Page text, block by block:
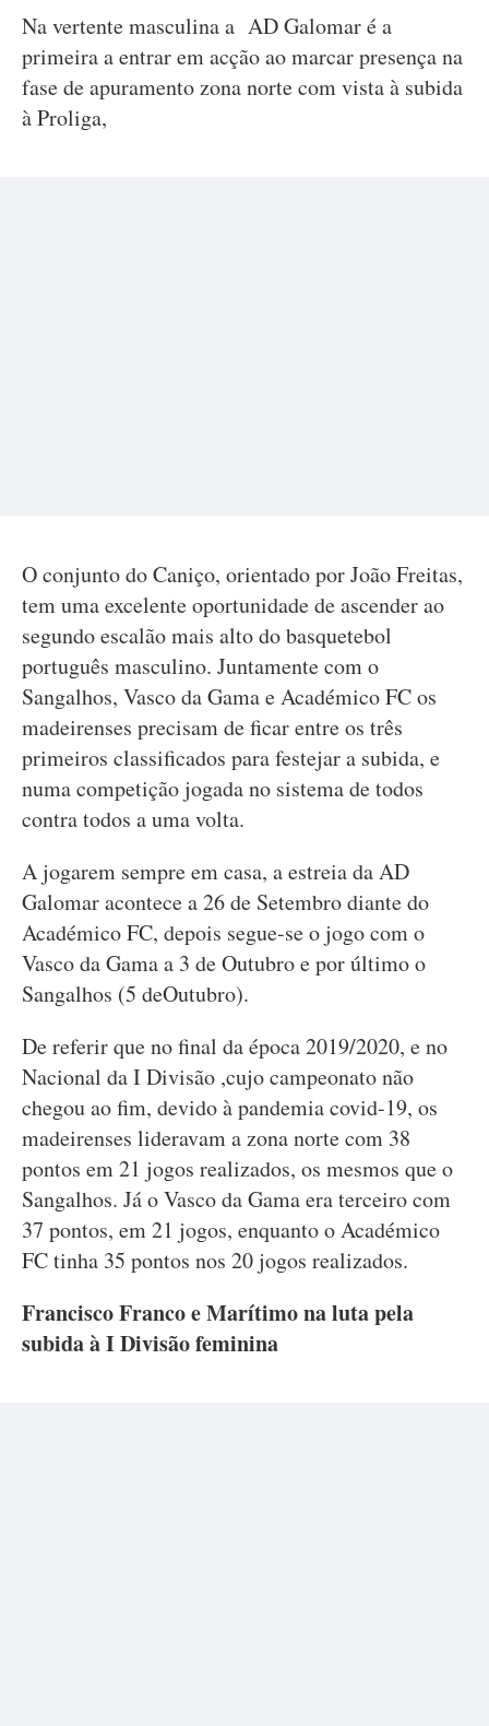
Na vertente masculina a AD Galomar é a
primeira a entrar em acção ao marcar presença na
fase de apuramento zona norte com vista à subida
à Proliga,
O conjunto do Caniço, orientado por João Freitas,
tem uma excelente oportunidade de ascender ao
segundo escalão mais alto do basquetebol
português masculino. Juntamente com o
Sangalhos, Vasco da Gama e Académico FC os
madeirenses precisam de ficar entre os três
primeiros classificados para festejar a subida, e
numa competição jogada no sistema de todos
contra todos a uma volta.
A jogarem sempre em casa, a estreia da AD
Galomar acontece a 26 de Setembro diante do
Académico FC, depois segue-se o jogo com o
Vasco da Gama a 3 de Outubro e por último o
Sangalhos (5 deOutubro).
De referir que no final da época 2019/2020, e no
Nacional da I Divisão ,cujo campeonato não
chegou ao fim, devido à pandemia covid-19, os
madeirenses lideravam a zona norte com 38
pontos em 21 jogos realizados, os mesmos que o
Sangalhos. Já o Vasco da Gama era terceiro com
37 pontos, em 21 jogos, enquanto o Académico
FC tinha 35 pontos nos 20 jogos realizados.
Francisco Franco e Marítimo na luta pela
subida à I Divisão feminina